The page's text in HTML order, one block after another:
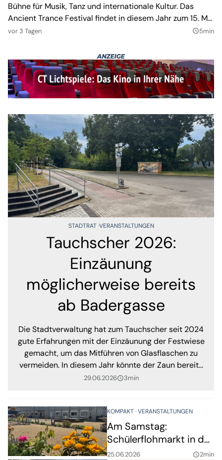
Bühne für Musik, Tanz und internationale Kultur. Das
Ancient Trance Festival findet in diesem Jahr zum 15. Mal
statt und setzt einen besonderen Schwerpunkt auf
vor 3 Tagen query_builder5min
STADTRAT VERANSTALTUNGEN
Tauchscher 2026:
Einzäunung
möglicherweise bereits
ab Badergasse
Die Stadtverwaltung hat zum Tauchscher seit 2024
gute Erfahrungen mit der Einzäunung der Festwiese
gemacht, um das Mitführen von Glasflaschen zu
vermeiden. In diesem Jahr könnte der Zaun bereits
ab der Badergasse auf die Besucher warten.
29.06.2026query_builder3min
KOMPAKT VERANSTALTUNGEN
Am Samstag:
Schülerflohmarkt in der
Parthelandschule
25.06.2026 query_builder2min